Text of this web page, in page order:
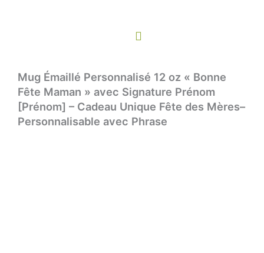
Panier
Mug Émaillé Personnalisé 12 oz « Bonne
Fête Maman » avec Signature Prénom
[Prénom] – Cadeau Unique Fête des Mères–
Personnalisable avec Phrase